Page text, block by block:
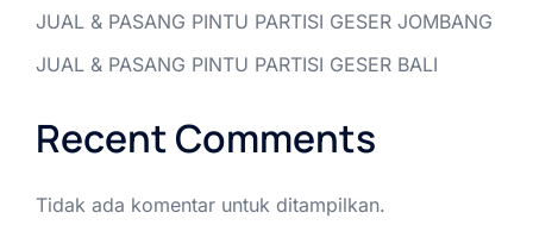
JUAL & PASANG PINTU PARTISI GESER JOMBANG
JUAL & PASANG PINTU PARTISI GESER BALI
Recent Comments
Tidak ada komentar untuk ditampilkan.